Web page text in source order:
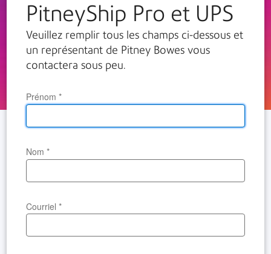
PitneyShip Pro et UPS
Veuillez remplir tous les champs ci-dessous et
un représentant de Pitney Bowes vous
contactera sous peu.
Prénom *
Nom *
Courriel *